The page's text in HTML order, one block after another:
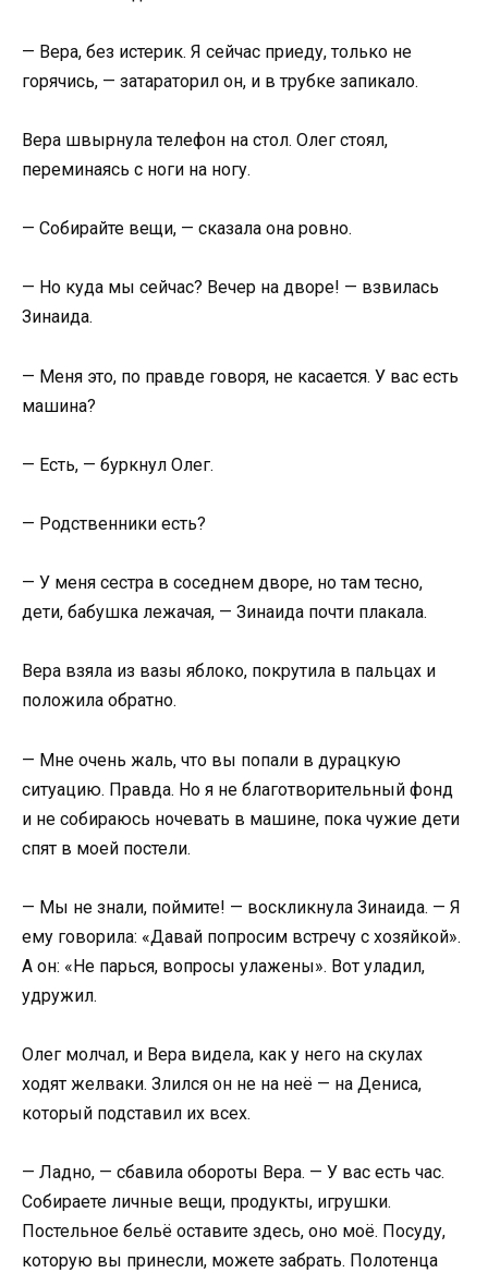
— Вера, без истерик. Я сейчас приеду, только не
горячись, — затараторил он, и в трубке запикало.
Вера швырнула телефон на стол. Олег стоял,
переминаясь с ноги на ногу.
— Собирайте вещи, — сказала она ровно.
— Но куда мы сейчас? Вечер на дворе! — взвилась
Зинаида.
— Меня это, по правде говоря, не касается. У вас есть
машина?
— Есть, — буркнул Олег.
— Родственники есть?
— У меня сестра в соседнем дворе, но там тесно,
дети, бабушка лежачая, — Зинаида почти плакала.
Вера взяла из вазы яблоко, покрутила в пальцах и
положила обратно.
— Мне очень жаль, что вы попали в дурацкую
ситуацию. Правда. Но я не благотворительный фонд
и не собираюсь ночевать в машине, пока чужие дети
спят в моей постели.
— Мы не знали, поймите! — воскликнула Зинаида. — Я
ему говорила: «Давай попросим встречу с хозяйкой».
А он: «Не парься, вопросы улажены». Вот уладил,
удружил.
Олег молчал, и Вера видела, как у него на скулах
ходят желваки. Злился он не на неё — на Дениса,
который подставил их всех.
— Ладно, — сбавила обороты Вера. — У вас есть час.
Собираете личные вещи, продукты, игрушки.
Постельное бельё оставите здесь, оно моё. Посуду,
которую вы принесли, можете забрать. Полотенца